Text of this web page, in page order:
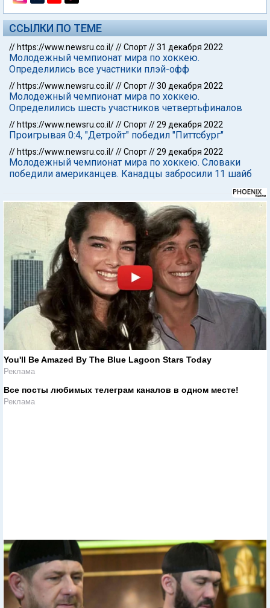
ССЫЛКИ ПО ТЕМЕ
// https://www.newsru.co.il///Спорт//31 декабря 2022
Молодежный чемпионат мира по хоккею.
Определились все участники плэй-офф
// https://www.newsru.co.il///Спорт//30 декабря 2022
Молодежный чемпионат мира по хоккею.
Определились шесть участников четвертьфиналов
// https://www.newsru.co.il///Спорт//29 декабря 2022
Проигрывая 0:4, "Детройт" победил "Питтсбург"
// https://www.newsru.co.il///Спорт//29 декабря 2022
Молодежный чемпионат мира по хоккею. Словаки
победили американцев. Канадцы забросили 11 шайб
You'll Be Amazed By The Blue Lagoon Stars Today
Реклама
Все посты любимых телеграм каналов в одном месте!
Реклама